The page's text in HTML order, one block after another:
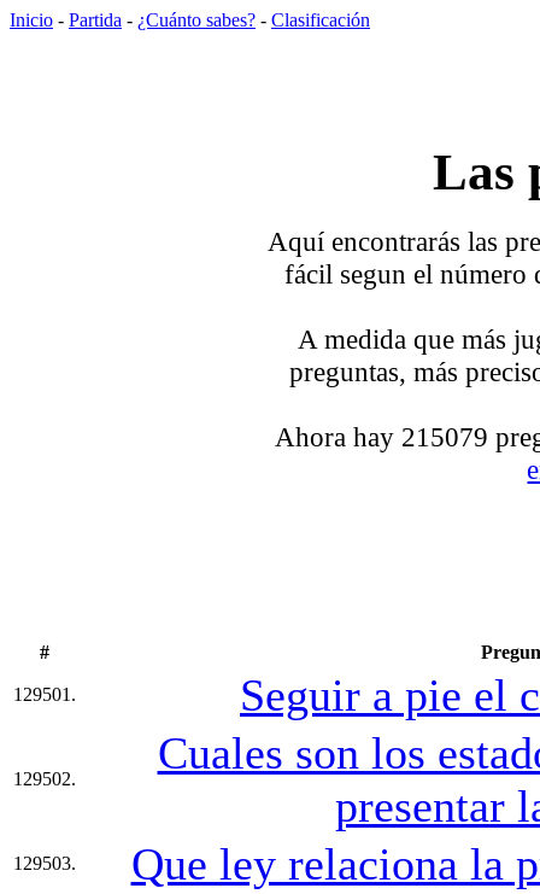
Inicio - Partida - ¿Cuánto sabes? - Clasificación
Las
Aquí encontrarás las
fácil segun el número
A medida que más
preguntas, más
Ahora hay 215079
#
129501. Seguir a pie el
129502.
Cuales son los
presentar
129503. Que ley relaciona la